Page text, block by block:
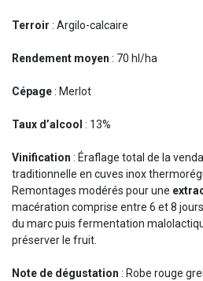
Terroir : Argilo-calcaire
Rendement moyen : 70 hl/ha
Cépage: Merlot
Taux d’alcool : 13%
Vinification : Éraflage total de la
traditionnelle en cuves inox
Remontages modérés pour une
macération comprise entre 6 et 8
du marc puis fermentation
préserver le fruit.
Note de dégustation : Robe rouge